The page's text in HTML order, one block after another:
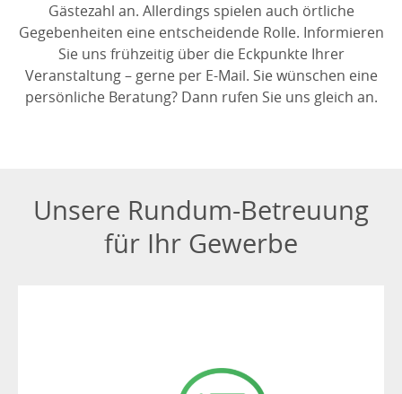
Gästezahl an. Allerdings spielen auch örtliche
Gegebenheiten eine entscheidende Rolle. Informieren
Sie uns frühzeitig über die Eckpunkte Ihrer
Veranstaltung – gerne per E-Mail. Sie wünschen eine
persönliche Beratung? Dann rufen Sie uns gleich an.
Unsere Rundum-Betreuung
für Ihr Gewerbe
BERATUNG